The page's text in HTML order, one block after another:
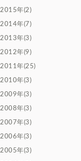
2015年(2)
2014年(7)
2013年(3)
2012年(9)
2011年(25)
2010年(3)
2009年(3)
2008年(3)
2007年(3)
2006年(3)
2005年(3)